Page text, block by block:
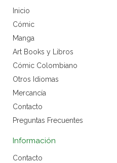
Inicio
Cómic
Manga
Art Books y Libros
Cómic Colombiano
Otros Idiomas
Mercancía
Contacto
Preguntas Frecuentes
Información
Contacto